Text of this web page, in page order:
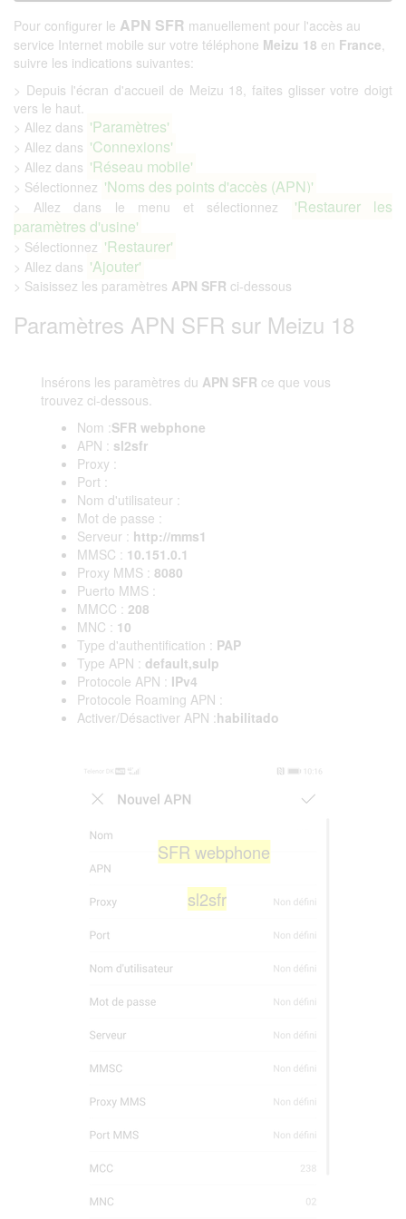
Pour configurer le APN SFR manuellement pour l'accès au
service Internet mobile sur votre téléphone Meizu 18 en France,
suivre les indications suivantes:
> Depuis l'écran d'accueil de Meizu 18, faites glisser votre doigt
vers le haut.
> Allez dans 'Paramètres'
> Allez dans 'Connexions'
> Allez dans 'Réseau mobile'
> Sélectionnez 'Noms des points d'accès (APN)'
> Allez dans le menu et sélectionnez
'Restaurer les
paramètres d'usine'
> Sélectionnez 'Restaurer'
> Allez dans 'Ajouter'
> Saisissez les paramètres APN SFR ci-dessous
Paramètres APN SFR sur Meizu 18
Insérons les paramètres du APN SFR ce que vous
trouvez ci-dessous.
Nom :SFR webphone
APN : sl2sfr
Proxy :
Port :
Nom d'utilisateur :
Mot de passe :
Serveur : http://mms1
MMSC : 10.151.0.1
Proxy MMS : 8080
Puerto MMS :
MMCC : 208
MNC : 10
Type d'authentification : PAP
Type APN : default,sulp
Protocole APN : IPv4
Protocole Roaming APN :
Activer/Désactiver APN :habilitado
sl2sfr
SFR webphone